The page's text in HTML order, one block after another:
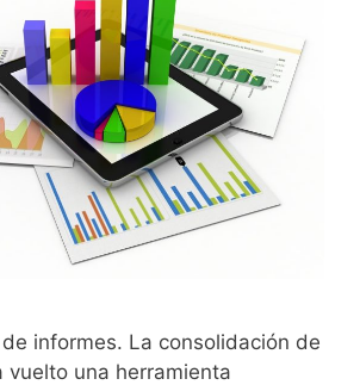
informes. La consolidación de
vuelto una herramienta